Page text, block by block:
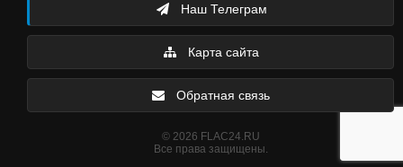
Наш Телеграм
Карта сайта
Обратная связь
© 2026 FLAC24.RU
Все права защищены.